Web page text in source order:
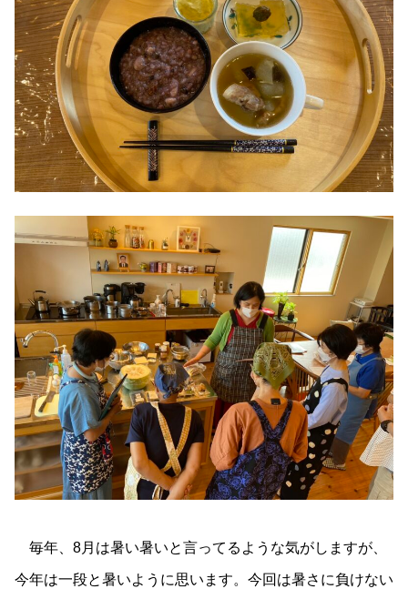
毎年、8月は暑い暑いと言ってるような気がしますが、
今年は一段と暑いように思います。今回は暑さに負けない